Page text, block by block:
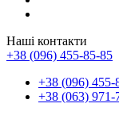
Наші контакти
+38 (096) 455-85-85
+38 (096) 455-
+38 (063) 971-